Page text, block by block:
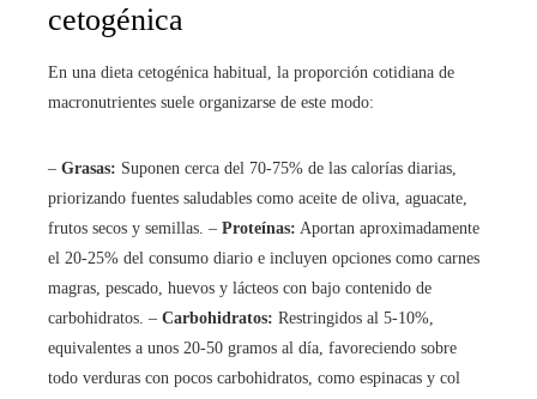
cetogénica
En una dieta cetogénica habitual, la proporción cotidiana de
macronutrientes suele organizarse de este modo:
– Grasas: Suponen cerca del 70-75% de las calorías diarias,
priorizando fuentes saludables como aceite de oliva, aguacate,
frutos secos y semillas. – Proteínas: Aportan aproximadamente
el 20-25% del consumo diario e incluyen opciones como carnes
magras, pescado, huevos y lácteos con bajo contenido de
carbohidratos. – Carbohidratos: Restringidos al 5-10%,
equivalentes a unos 20-50 gramos al día, favoreciendo sobre
todo verduras con pocos carbohidratos, como espinacas y col